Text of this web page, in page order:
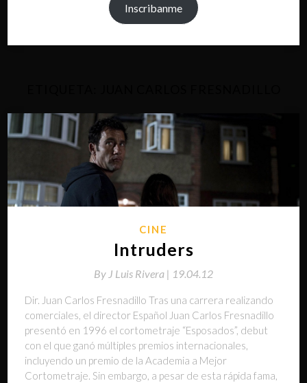
Inscribanme
CINE
Intruders
By J Luis Rivera | 19.04.12
Dir. Juan Carlos Fresnadillo Tras una carrera realizando
comerciales, el director Español Juan Carlos Fresnadillo
presentó en 1996 el cortometraje “Esposados”, debut
con el que ganó múltiples premios internacionales,
incluyendo un premio de la Academia a Mejor
Cortometraje. Sin embargo, a pesar de esta rápida fama,